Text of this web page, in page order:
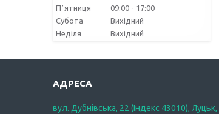
Пʼятниця
09:00
17:00
Субота
Вихідний
Неділя
Вихідний
вул. Дубнівська, 22 (Індекс 43010), Луцьк,